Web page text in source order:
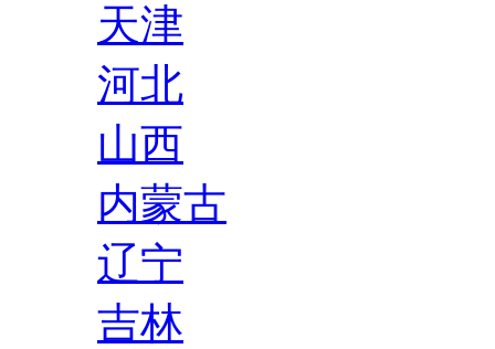
天津
河北
山西
内蒙古
辽宁
吉林